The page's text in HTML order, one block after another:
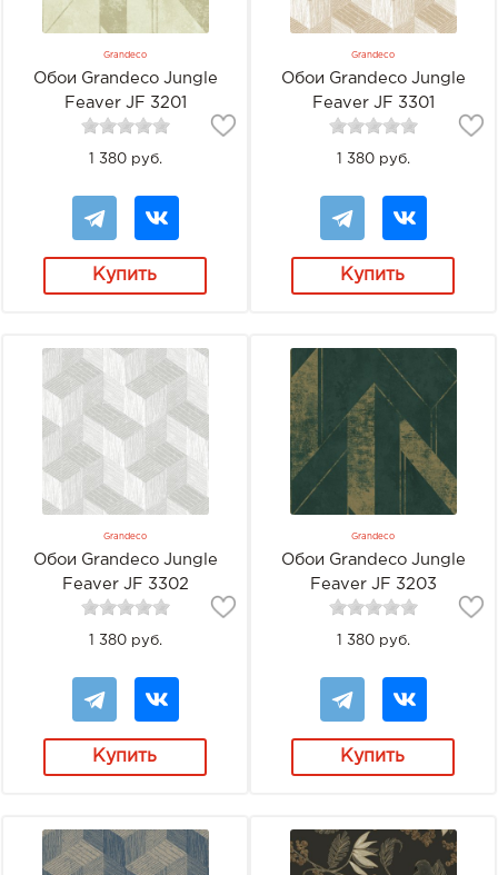
Grandeco
Обои Grandeco Jungle
Feaver JF 3201
1 380 руб.
Купить
Grandeco
Обои Grandeco Jungle
Feaver JF 3301
1 380 руб.
Купить
Grandeco
Обои Grandeco Jungle
Feaver JF 3302
1 380 руб.
Купить
Grandeco
Обои Grandeco Jungle
Feaver JF 3203
1 380 руб.
Купить